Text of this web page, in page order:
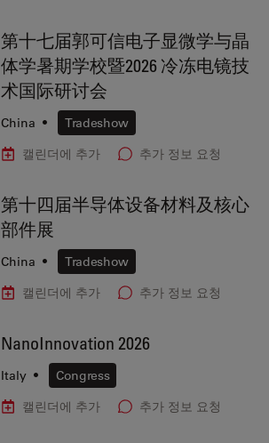
第十七届郭可信电子显微学与晶
体学暑期学校暨2026 冷冻电镜技
术国际研讨会
China •
Tradeshow
캘린더에 추가
추가 정보 요청
第十四届半导体设备材料及核心
部件展
China •
Tradeshow
캘린더에 추가
추가 정보 요청
NanoInnovation 2026
Italy •
Congress
캘린더에 추가
추가 정보 요청